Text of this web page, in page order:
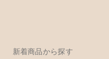
新着商品から探す